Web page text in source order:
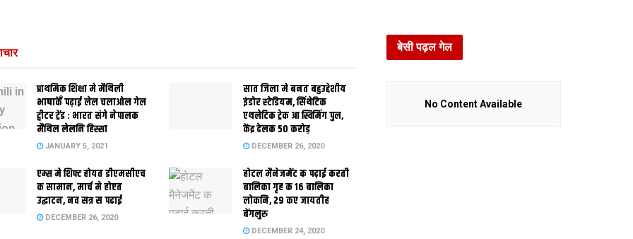
प्राथमिक शि‍क्षा मे मैथि‍ली
भाषाकेँ पढ़ाई लेल चलाओल गेल
ट्वीटर ट्रेंड : भारत संगे नेपालक
मैथिल लेलनि हिस्सा
JANUARY 5, 2021
सात जिला मे बनत बहुउद्देशीय
इंडोर स्‍टेडि‍यम, सिंथेटिक
एथलेटिक ट्रेक आ स्विमिंग पुल,
केंद्र देलक 50 करोड़
DECEMBER 26, 2020
एम्स मे शिफ्ट होयत डीएमसीएच
क सामान, मार्च मे होएत
उद्घाटन, नव सत्र स पढाई
DECEMBER 26, 2020
होटल मैनेजमेंट क पढ़ाई करती
बालिका गृह क 16 बालिका
लोकनि, 29 कए जायतीह
बेंगलुरु
DECEMBER 24, 2020
बेसी पढ़ल गेल
No Content Available